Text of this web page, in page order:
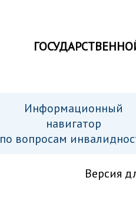
Информационный
навигатор
по вопросам
Версия